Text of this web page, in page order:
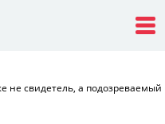
не свидетель, а подозреваемый